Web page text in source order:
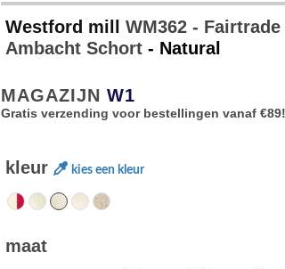
Westford mill
WM362 -
Ambacht Schort - Natural
MAGAZIJN W1
Gratis verzending voor bestellingen vanaf €89!
kleur kies een kleur
maat